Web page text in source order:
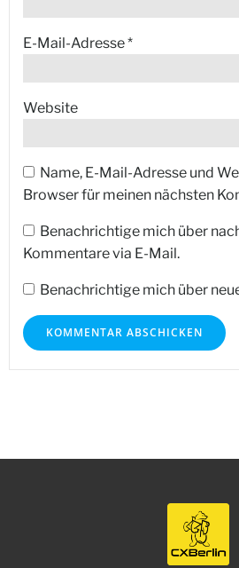
E-Mail-Adresse*
Website
Name, E-Mail-Adresse und
Browser für meinen nächsten
Benachrichtige mich über
Kommentare via E-Mail.
Benachrichtige mich über